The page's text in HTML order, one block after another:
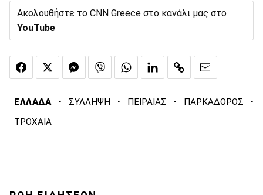
Ακολουθήστε το CNN Greece στο κανάλι μας στο
YouTube
ΕΛΛΑΔΑ · ΣΥΛΛΗΨΗ · ΠΕΙΡΑΙΑΣ · ΠΑΡΚΑΔΟΡΟΣ ·
ΤΡΟΧΑΙΑ